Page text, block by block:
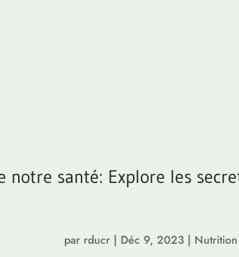
notre santé: Explore les
par rducr| Déc 9, 2023| Nutrition